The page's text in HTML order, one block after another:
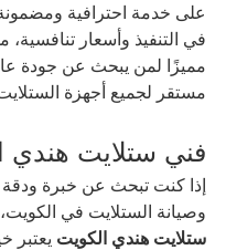
على خدمة احترافية
في التنفيذ وأسعار تنافسية،
مميزًا لمن يبحث عن جودة
مستقر لجميع أجهزة
فني ستلايت هندي
إذا كنت تبحث عن خبرة
وصيانة الستلايت في
ستلايت هندي الكويت يعتبر